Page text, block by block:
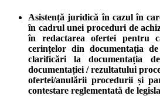
Asistență juridică în cazul în
în cadrul unei proceduri de
în redactarea ofertei pentru
cerințelor din documentația
clarificări la documentația
documentației / rezultatului
ofertei/anulării procedurii și
contestare reglementată de